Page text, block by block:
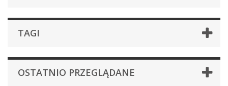
TAGI
OSTATNIO PRZEGLĄDANE